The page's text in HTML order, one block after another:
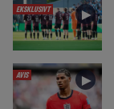
EKSKLUSIVT ►
AVIS ►